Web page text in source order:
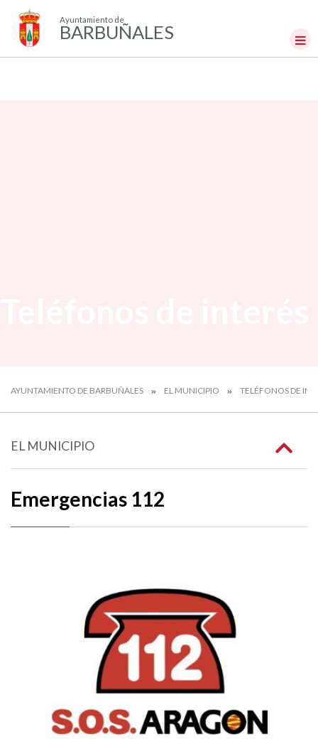
Ayuntamiento de
BARBUÑALES
AYUNTAMIENTO DE BARBUÑALES EL MUNICIPIO TELÉFONOS DE
EL MUNICIPIO
Emergencias 112